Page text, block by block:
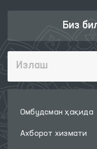
Биз
Омбудсман ҳақида
Ахборот хизмати